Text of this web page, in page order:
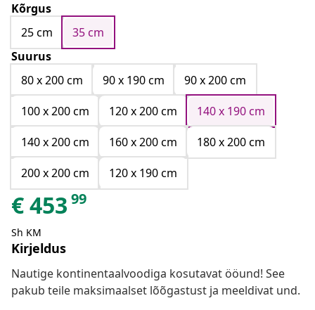
Kõrgus
25 cm
35 cm
Suurus
80 x 200 cm
90 x 190 cm
90 x 200 cm
100 x 200 cm
120 x 200 cm
140 x 190 cm
140 x 200 cm
160 x 200 cm
180 x 200 cm
200 x 200 cm
120 x 190 cm
€453 99
Sh KM
Kirjeldus
Nautige kontinentaalvoodiga kosutavat ööund! See
pakub teile maksimaalset lõõgastust ja meeldivat und.